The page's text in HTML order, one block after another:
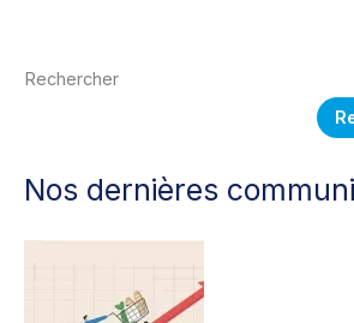
Rechercher
Nos dernières